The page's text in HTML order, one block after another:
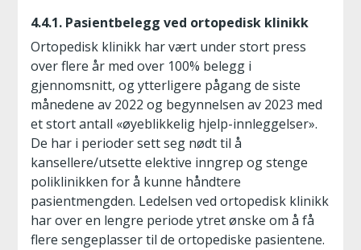
4.4.1. Pasientbelegg ved ortopedisk klinikk
Ortopedisk klinikk har vært under stort press
over flere år med over 100% belegg i
gjennomsnitt, og ytterligere pågang de siste
månedene av 2022 og begynnelsen av 2023 med
et stort antall «øyeblikkelig hjelp-innleggelser».
De har i perioder sett seg nødt til å
kansellere/utsette elektive inngrep og stenge
poliklinikken for å kunne håndtere
pasientmengden. Ledelsen ved ortopedisk klinikk
har over en lengre periode ytret ønske om å få
flere sengeplasser til de ortopediske pasientene.